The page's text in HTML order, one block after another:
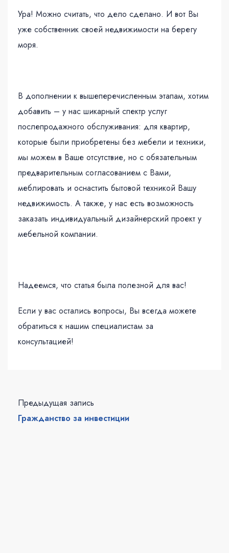
Ура! Можно считать, что дело сделано. И вот Вы
уже собственник своей недвижимости на берегу
моря.
В дополнении к вышеперечисленным этапам, хотим
добавить – у нас шикарный спектр услуг
послепродажного обслуживания: для квартир,
которые были приобретены без мебели и техники,
мы можем в Ваше отсутствие, но с обязательным
предварительным согласованием с Вами,
меблировать и оснастить бытовой техникой Вашу
недвижимость. А также, у нас есть возможность
заказать индивидуальный дизайнерский проект у
мебельной компании.
Надеемся, что статья была полезной для вас!
Если у вас остались вопросы, Вы всегда можете
обратиться к нашим специалистам за
консультацией!
Предыдущая запись
Гражданство за инвестиции